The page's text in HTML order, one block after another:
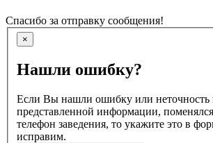
Спасибо за отправку сообщения!
×
Нашли ошибку?
Если Вы нашли ошибку или неточность
представленной информации,
телефон заведения, то укажите это в
исправим.